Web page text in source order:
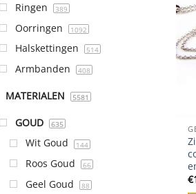
Ringen 389
Oorringen 1092
Halskettingen 514
Armbanden 408
MATERIALEN 5581
GOUD 635
Wit Goud 144
Roos Goud 66
Geel Goud 88
€